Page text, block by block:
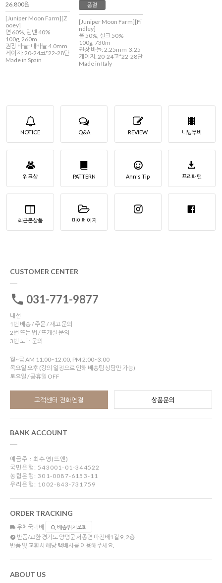
26,800원
[Juniper Moon Farm][Z
ooey]
면 60%, 린넨 40%
100g, 260m
권장 바늘: 대바늘 4.0mm
게이지: 20-24코*22-28단
Made in Spain
품절
[Juniper Moon Farm][Fi
ndley]
울 50%, 실크 50%
100g, 730m
권장 바늘: 2.25mm-3.25
게이지: 20-24코*22-28단
Made in Italy
NOTICE Q&A REVIEW 니팅무비
워크샵 PATTERN Ann's Tip 프리패턴
최근본상품 마이페이지
CUSTOMER CENTER
031-771-9877
내선
1번 배송 / 주문 / 재고 문의
2번 뜨는 법 / 뜨개실 문의
3번 도매 문의
월~금 AM 11:00~12:00, PM 2:00~3:00
목요일 오후 (강의 일정으로 인해 배송팀 상담만 가능)
토요일 / 공휴일 OFF
고객센터 전화연결 상품문의
BANK ACCOUNT
예금주 : 최수영(뜨앤)
국민은행: 543001-01-344522
농협은행: 301-0087-6153-11
우리은행: 1002-843-731759
ORDER TRACKING
우체국택배 배송위치조회
반품/교환 경기도 양평군 서종면 마진배1길 9, 2층
반품 및 교환시 해당 택배사를 이용해주세요.
ABOUT US